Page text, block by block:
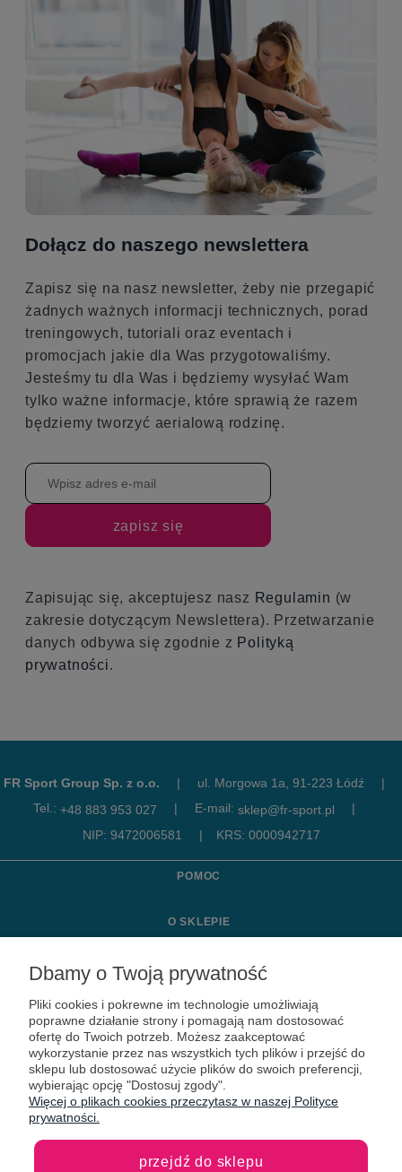
Dołącz do naszego newslettera
Zapisz się na nasz newsletter, żeby nie przegapić
żadnych ważnych informacji technicznych, porad
treningowych, tutoriali oraz eventach i
promocjach jakie dla Was przygotowaliśmy.
Jesteśmy tu dla Was i będziemy wysyłać Wam
tylko ważne informacje, które sprawią że razem
będziemy tworzyć aerialową rodzinę.
zapisz się
Zapisując się, akceptujesz nasz Regulamin (w
zakresie dotyczącym Newslettera). Przetwarzanie
danych odbywa się zgodnie z Polityką
prywatności.
FR Sport Group Sp. z o.o. | ul. Morgowa 1a, 91-223 Łódź
|
Tel.: +48 883 953 027 | E-mail: sklep@fr-sport.pl
|
NIP: 9472006581
| KRS: 0000942717
POMOC
O SKLEPIE
MOJE KONTO
KONTAKT
Dbamy o Twoją prywatność
Pliki cookies i pokrewne im technologie umożliwiają
poprawne działanie strony i pomagają nam dostosować
ofertę do Twoich potrzeb. Możesz zaakceptować
wykorzystanie przez nas wszystkich tych plików i przejść do
sklepu lub dostosować użycie plików do swoich preferencji,
wybierając opcję "Dostosuj zgody".
Więcej o plikach cookies przeczytasz w naszej Polityce
prywatności.
przejdź do sklepu